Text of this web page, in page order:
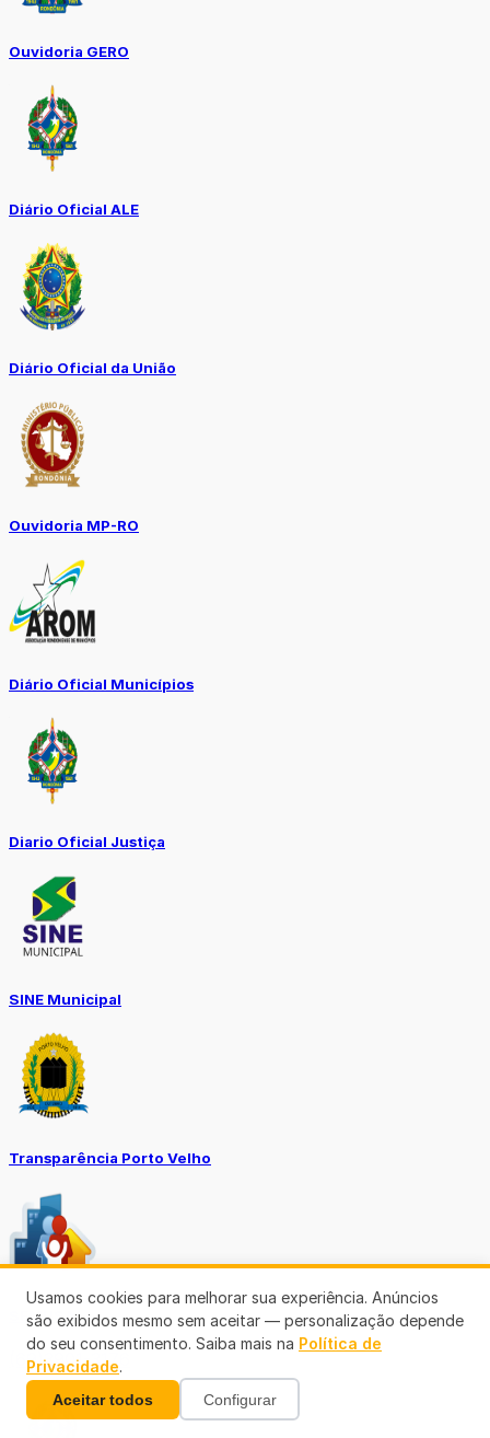
Ouvidoria GERO
Diário Oficial ALE
Diário Oficial da União
Ouvidoria MP-RO
Diário Oficial Municípios
Diario Oficial Justiça
SINE Municipal
Transparência Porto Velho
SEMUSA
(69)3901-3176
Usamos cookies para melhorar sua experiência. Anúncios
são exibidos mesmo sem aceitar — personalização depende
do seu consentimento. Saiba mais na Política de
Privacidade.
Aceitar todos Configurar